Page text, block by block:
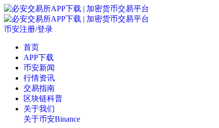
币安注册/登录
首页
APP下载
币安新闻
行情资讯
交易指南
区块链科普
关于我们
关于币安Binance